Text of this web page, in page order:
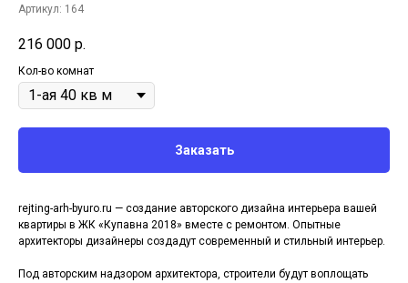
Артикул: 164
216 000 р.
Кол-во комнат
Заказать
rejting-arh-byuro.ru — создание авторского дизайна интерьера вашей
квартиры в ЖК «Купавна 2018» вместе с ремонтом. Опытные
архитекторы дизайнеры создадут современный и стильный интерьер.
Под авторским надзором архитектора, строители будут воплощать